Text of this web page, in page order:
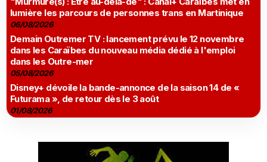
lumière les parcours de personnes trans en Martinique
06/08/2026
Demain Outremer TV : lancement prévu le 12 novembre
dans les Caraïbes du nouveau média dédié à l'emploi
dans les Outre-mer
05/08/2026
Disney+ dévoile la bande-annonce de la saison 14 de «
Futurama », de retour dès le 3 août
01/08/2026